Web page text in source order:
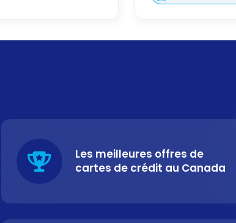
Les meilleures offres de
cartes de crédit au Canada